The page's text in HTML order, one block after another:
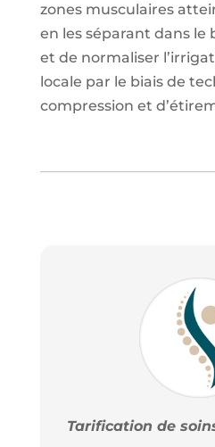
zones musculaires
en les séparant dans le
et de normaliser
locale par le biais de
compression et
Tarification de